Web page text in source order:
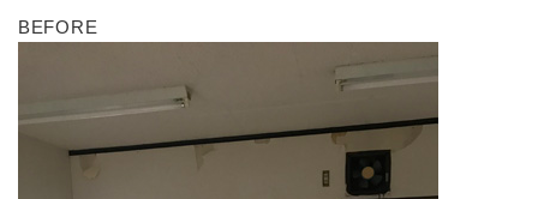
BEFORE